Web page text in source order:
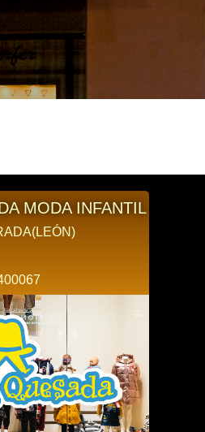
MODA INFANTIL